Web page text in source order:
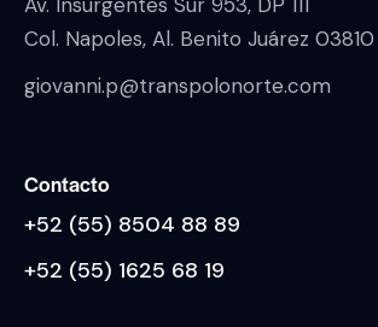
Av. Insurgentes Sur 953, DP 111
Col. Napoles, Al. Benito Juárez 03810
giovanni.p@transpolonorte.com
Contacto
+52 (55) 8504 88 89
+52 (55) 1625 68 19